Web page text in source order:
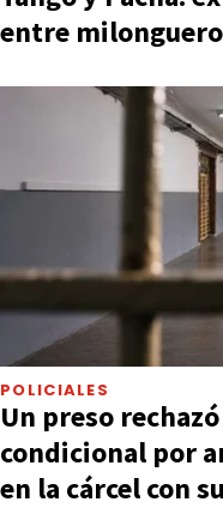
entre
POLICIALES
Un preso
condicional por
en la cárcel con